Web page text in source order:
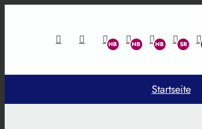
Startseite